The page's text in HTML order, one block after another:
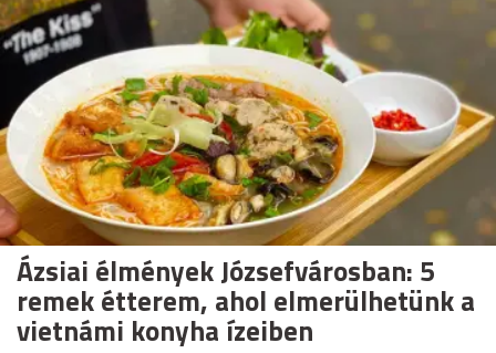
Ázsiai élmények Józsefvárosban: 5
remek étterem, ahol elmerülhetünk a
vietnámi konyha ízeiben